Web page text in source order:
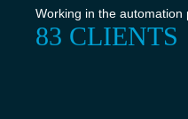
Working in the automation
83 CLIENTS